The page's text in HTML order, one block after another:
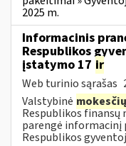
2025 m.
Informacinis
Respublikos
įstatymo 17 ir
Web turinio sąrašas
Valstybinė mokesčių
Respublikos finansų
parengė informacinį
Respublikos